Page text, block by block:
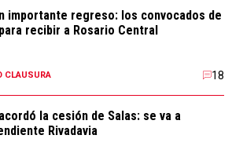
importante regreso: los convocados de
recibir a Rosario Central
CLAUSURA 18
la cesión de Salas: se va a
Rivadavia